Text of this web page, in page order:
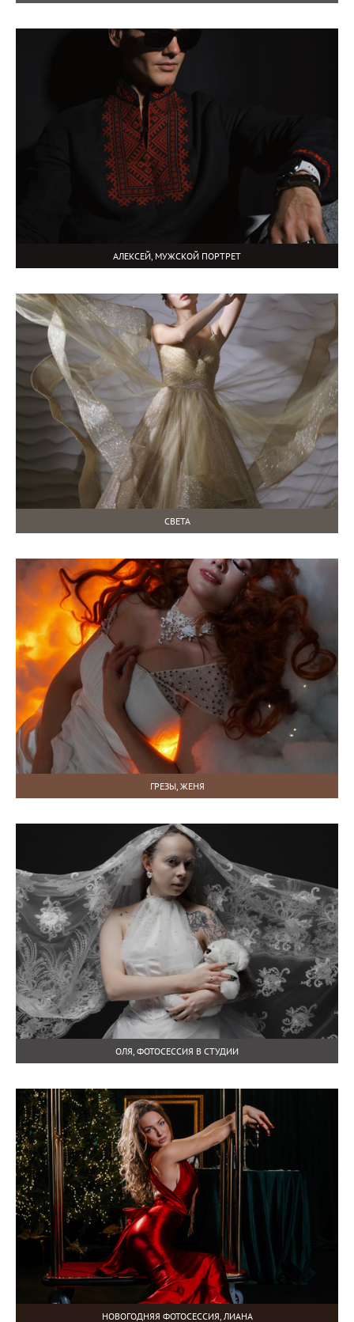
АЛЕКСЕЙ, МУЖСКОЙ ПОРТРЕТ
СВЕТА
ГРЕЗЫ, ЖЕНЯ
ОЛЯ, ФОТОСЕССИЯ В СТУДИИ
НОВОГОДНЯЯ ФОТОСЕССИЯ, ЛИАНА